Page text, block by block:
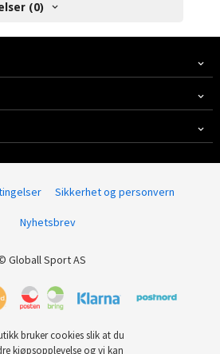
(0)
Sikkerhet og personvern
Nyhetsbrev
Globall Sport AS
bruker cookies slik at du
kjøpsopplevelse og vi kan